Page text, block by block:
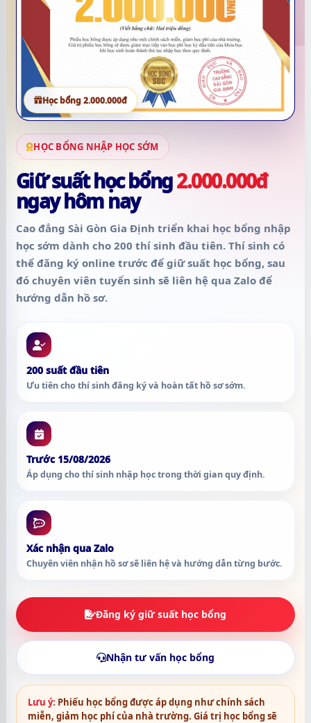
HỌC BỔNG NHẬP HỌC SỚM
Giữ suất học bổng2.000.000đ
ngay hôm nay
Cao đẳng Sài Gòn Gia Định triển khai học bổng nhập
học sớm dành cho 200 thí sinh đầu tiên. Thí sinh có
thể đăng ký online trước để giữ suất học bổng, sau
đó chuyên viên tuyển sinh sẽ liên hệ qua Zalo để
hướng dẫn hồ sơ.
200 suất đầu tiên
Ưu tiên cho thí sinh đăng ký và hoàn tất hồ sơ sớm.
Trước 15/08/2026
Áp dụng cho thí sinh nhập học trong thời gian quy định.
Xác nhận qua Zalo
Chuyên viên nhận hồ sơ sẽ liên hệ và hướng dẫn từng bước.
Đăng ký giữ suất học bổng
Nhận tư vấn học bổng
Lưu ý: Phiếu học bổng được áp dụng như chính sách
miễn, giảm học phí của nhà trường. Giá trị học bổng sẽ
Học bổng 2.000.000đ